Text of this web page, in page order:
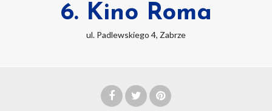
6. Kino Roma
ul. Padlewskiego 4, Zabrze